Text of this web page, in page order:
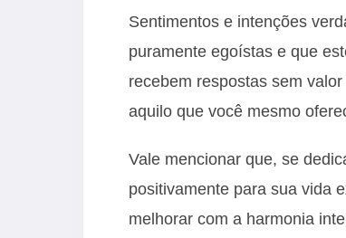
Sentimentos e intenções
puramente egoístas e que
recebem respostas sem
aquilo que você mesmo
Vale mencionar que, se
positivamente para sua vida
melhorar com a harmonia